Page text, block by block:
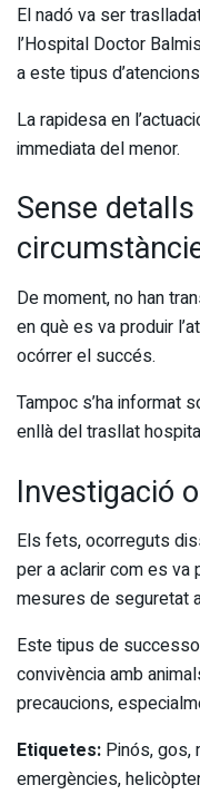
El nadó va ser
l’Hospital Doctor
a este tipus
La rapidesa en
immediata del menor.
Sense
De moment, no han
en què es va produir
ocórrer el succés.
Tampoc s’ha informat
enllà del trasllat
Investigació
Els fets, ocorreguts
per a aclarir com es
mesures de seguretat
Este tipus de
convivència amb
precaucions,
Etiquetes: Pinós, gos,
emergències,